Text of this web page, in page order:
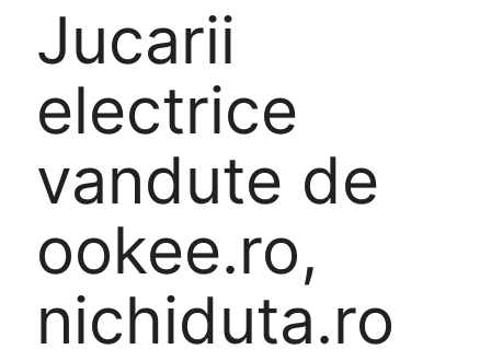
Jucarii
electrice
vandute de
ookee.ro,
nichiduta.ro